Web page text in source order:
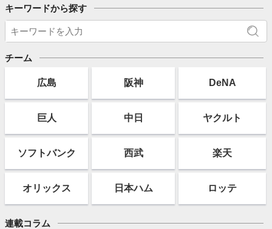
キーワードから探す
チーム
広島 阪神 DeNA
巨人 中日 ヤクルト
ソフトバンク 西武 楽天
オリックス 日本ハム ロッテ
連載コラム